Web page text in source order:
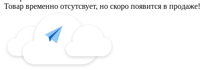
Товар временно отсутсвует, но скоро появится в продаже!